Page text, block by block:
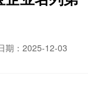
期：2025-12-03